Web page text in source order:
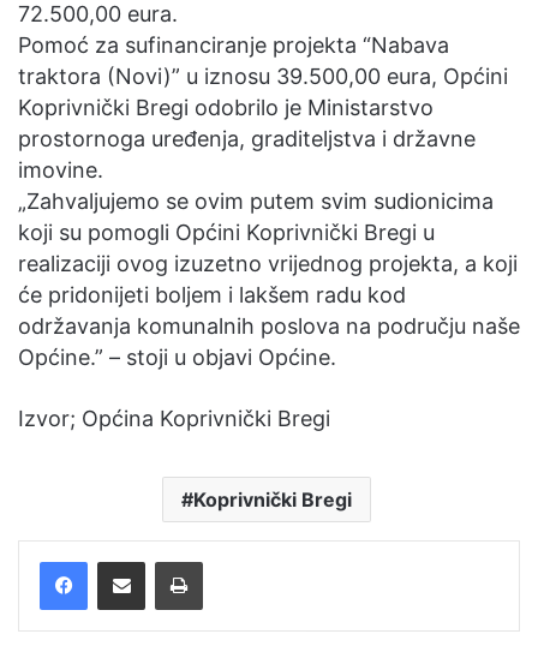
72.500,00 eura.
Pomoć za sufinanciranje projekta “Nabava
traktora (Novi)” u iznosu 39.500,00 eura, Općini
Koprivnički Bregi odobrilo je Ministarstvo
prostornoga uređenja, graditeljstva i državne
imovine.
„Zahvaljujemo se ovim putem svim sudionicima
koji su pomogli Općini Koprivnički Bregi u
realizaciji ovog izuzetno vrijednog projekta, a koji
će pridonijeti boljem i lakšem radu kod
održavanja komunalnih poslova na području naše
Općine.” – stoji u objavi Općine.
Izvor; Općina Koprivnički Bregi
Koprivnički Bregi